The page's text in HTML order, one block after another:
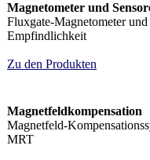
Magnetometer und
Fluxgate-Magnetometer
Empfindlichkeit
Zu den Produkten
Magnetfeldkompensation
Magnetfeld-
MRT